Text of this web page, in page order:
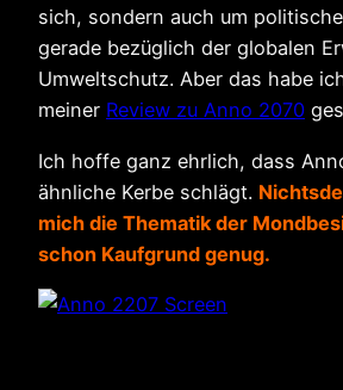
sich, sondern auch um
gerade bezüglich der globalen
Umweltschutz. Aber das habe
meiner Review zu Anno 2070
Ich hoffe ganz ehrlich, dass
ähnliche Kerbe schlägt.
mich die Thematik der
schon Kaufgrund genug.